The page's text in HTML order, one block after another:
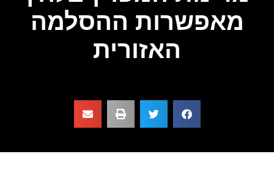
מאפשרות ההסלמה
האזורית